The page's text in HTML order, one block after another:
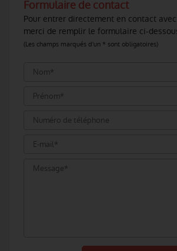
Formulaire de contact
Pour entrer directement en contact
merci de remplir le formulaire ci-
(Les champs marqués d'un * sont obligatoires)